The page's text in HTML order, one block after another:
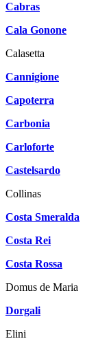
Cabras
Cala Gonone
Calasetta
Cannigione
Capoterra
Carbonia
Carloforte
Castelsardo
Collinas
Costa Smeralda
Costa Rei
Costa Rossa
Domus de Maria
Dorgali
Elini